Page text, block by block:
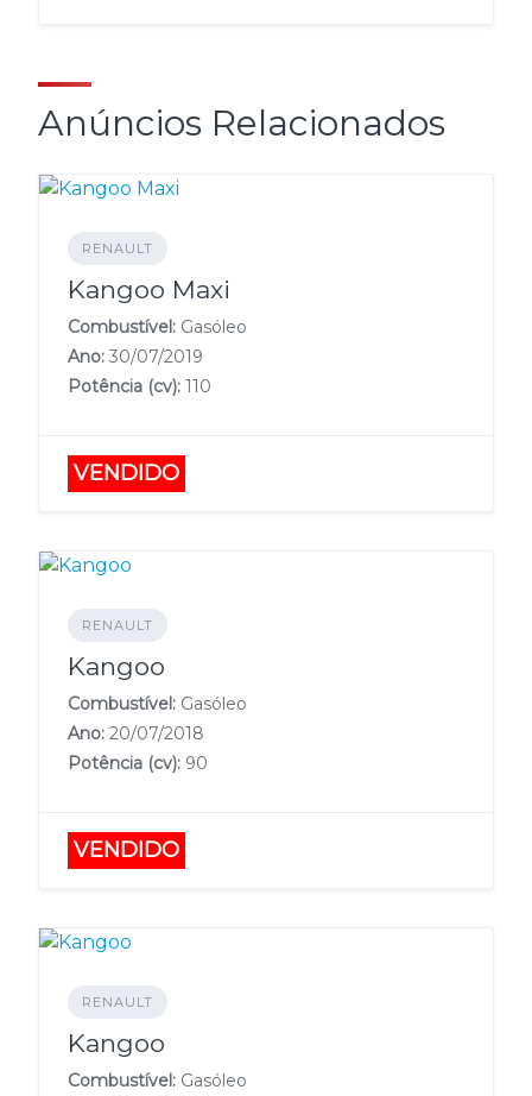
Anúncios Relacionados
RENAULT
Kangoo Maxi
Combustível: Gasóleo
Ano: 30/07/2019
Potência (cv): 110
VENDIDO
RENAULT
Kangoo
Combustível: Gasóleo
Ano: 20/07/2018
Potência (cv): 90
VENDIDO
RENAULT
Kangoo
Combustível: Gasóleo